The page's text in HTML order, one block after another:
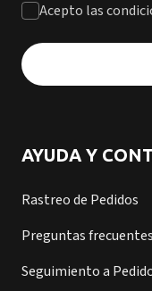
Acepto las
AYUDA Y
Rastreo de Pedidos
Preguntas frecuentes
Seguimiento a